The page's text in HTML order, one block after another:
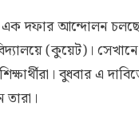
দফার আন্দোলন
(কুয়েট)। সেখানে
বুধবার এ